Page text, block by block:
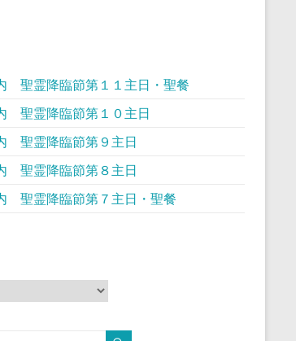
聖霊降臨節第１１主日・聖餐
聖霊降臨節第１０主日
聖霊降臨節第９主日
聖霊降臨節第８主日
聖霊降臨節第７主日・聖餐